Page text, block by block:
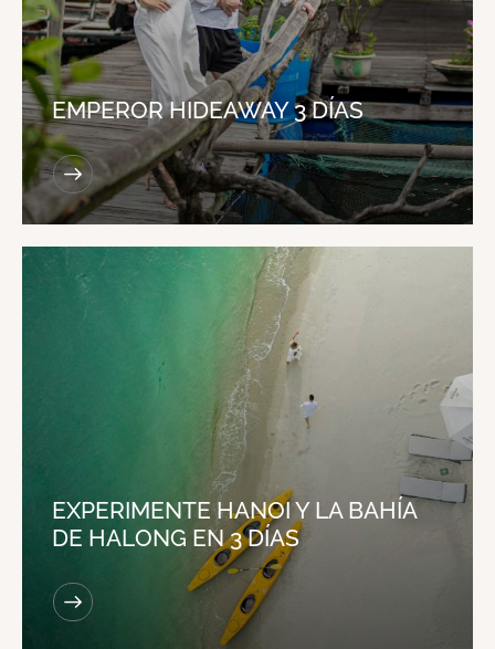
EMPEROR HIDEAWAY 3 DÍAS
EXPERIMENTE HANOI Y LA BAHÍA
DE HALONG EN 3 DÍAS